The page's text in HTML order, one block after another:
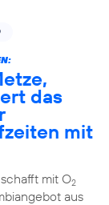
das
mit
mit O2
aus